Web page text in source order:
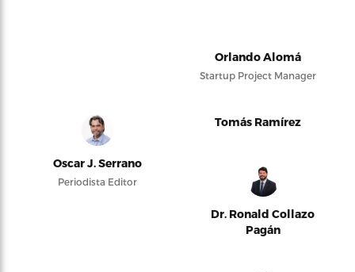
Orlando Alomá
Startup Project Manager
Oscar J. Serrano
Periodista Editor
Tomás Ramírez
Dr. Ronald Collazo
Pagán